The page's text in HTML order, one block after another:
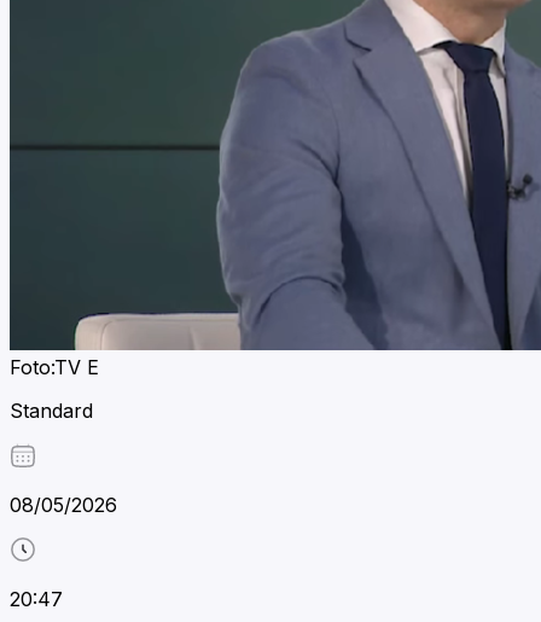
Foto:TV E
Standard
08/05/2026
20:47